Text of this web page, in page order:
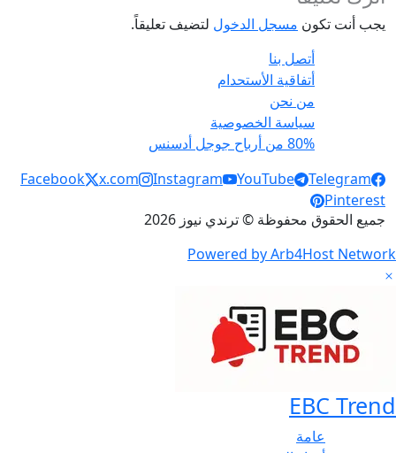
يجب أنت تكون مسجل الدخول لتضيف تعليقاً.
أتصل بنا
أتفاقية الأستحدام
من نحن
سياسة الخصوصية
80% من أرباح جوجل أدسنس
Social Links
Facebook x.com Instagram YouTube
Telegram
Pinterest
جميع الحقوق محفوظة © ترندي نيوز 2026
Powered by Arb4Host Network
EBC Trend
عامة